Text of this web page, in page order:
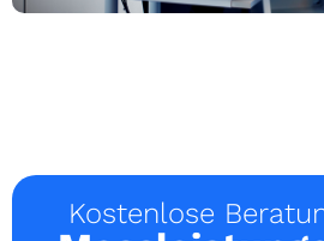
Kostenlose